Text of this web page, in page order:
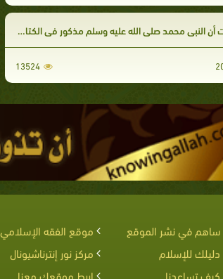
النبي محمد صلى الله عليه وسلم مذكور في الكتاب المقدس
13524
ساهم في نشر الموقع
موقع الفقه الإسلامي
دليلك للإسلام
مركز نور إنترناشيونال
كيف تساعدنا
اربط موقعك معنا